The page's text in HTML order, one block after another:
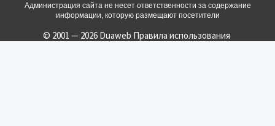
Администрация сайта не несет ответственности за содержание
информации, которую размещают посетители
© 2001 — 2026 Duaweb Правила использования